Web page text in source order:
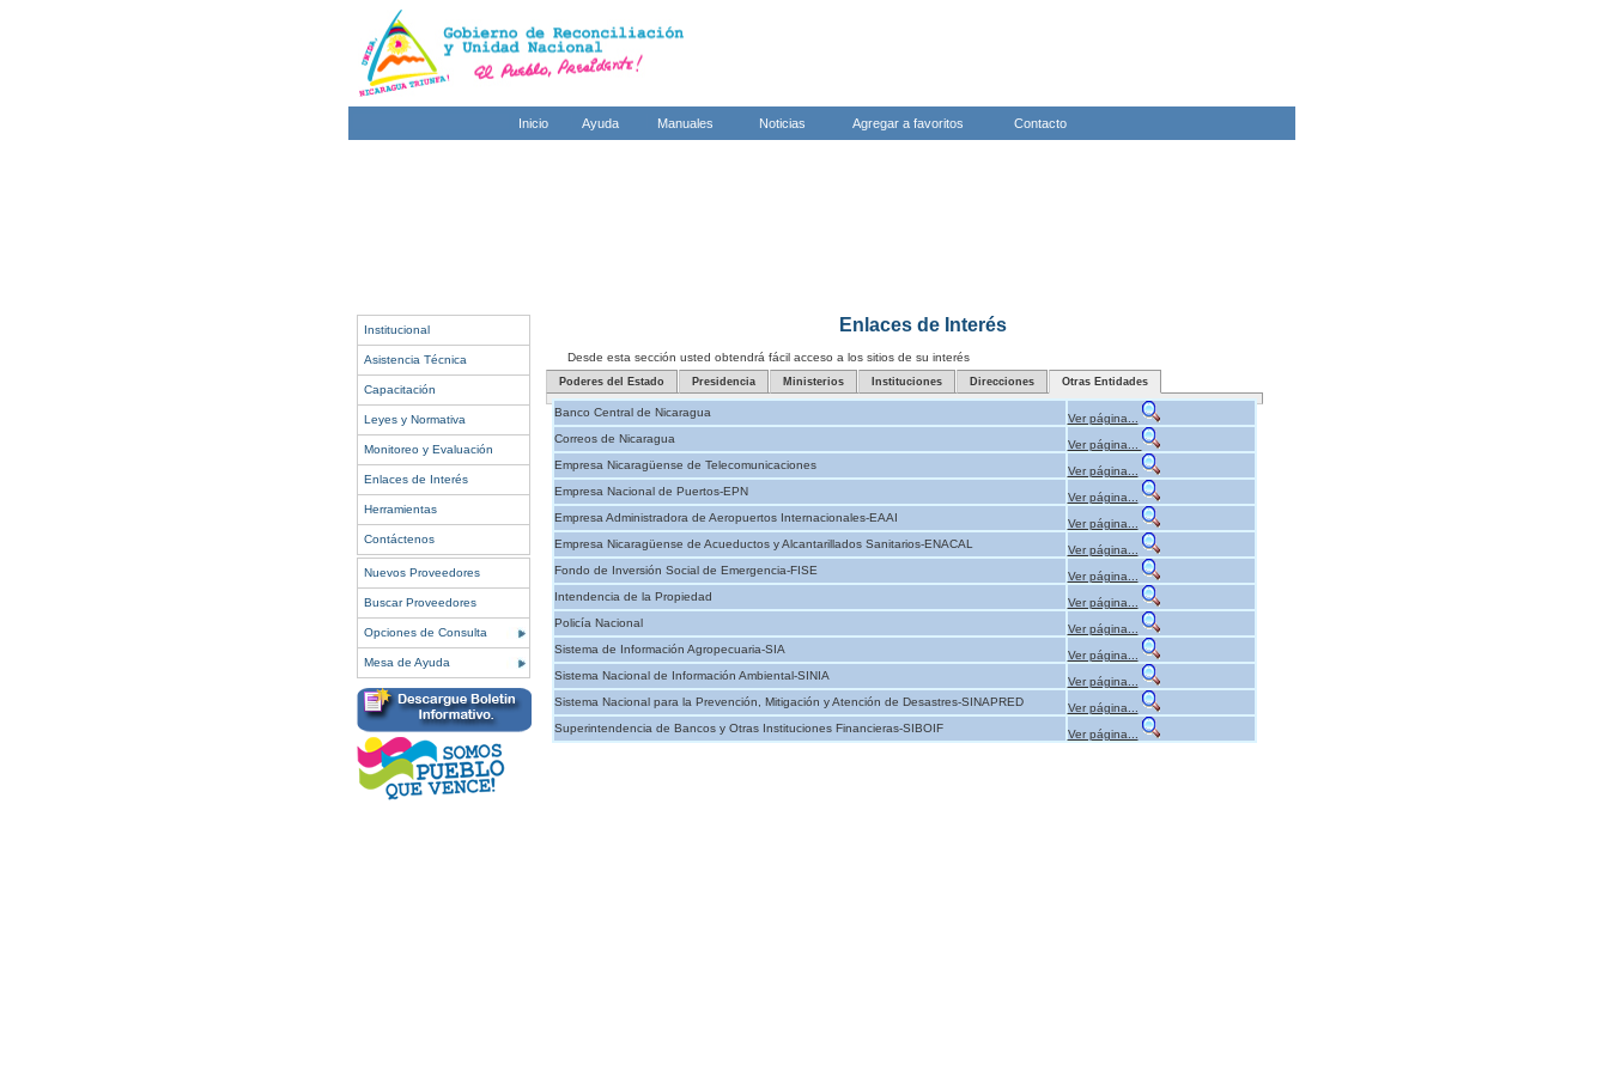
Inicio Ayuda Manuales Noticias Agregar a favoritos Contacto
Institucional
Asistencia Técnica
Capacitación
Leyes y Normativa
Monitoreo y Evaluación
Enlaces de Interés
Herramientas
Contáctenos
Nuevos Proveedores
Buscar Proveedores
Opciones de Consulta
Mesa de Ayuda
Enlaces de Interés
Desde esta sección usted obtendrá fácil acceso a los sitios de su interés
Poderes del Estado Presidencia Ministerios Instituciones Direcciones Otras Entidades
Banco Central de Nicaragua
Ver página...
Correos de Nicaragua
Ver página...
Empresa Nicaragüense de Telecomunicaciones
Ver página...
Empresa Nacional de Puertos-EPN
Ver página...
Empresa Administradora de Aeropuertos Internacionales-EAAI
Ver página...
Empresa Nicaragüense de Acueductos y Alcantarillados Sanitarios-ENACAL
Ver página...
Fondo de Inversión Social de Emergencia-FISE
Ver página...
Intendencia de la Propiedad
Ver página...
Policía Nacional
Ver página...
Sistema de Información Agropecuaria-SIA
Ver página...
Sistema Nacional de Información Ambiental-SINIA
Ver página...
Sistema Nacional para la Prevención, Mitigación y Atención de Desastres-SINAPRED
Ver página...
Superintendencia de Bancos y Otras Instituciones Financieras-SIBOIF
Ver página...